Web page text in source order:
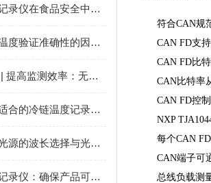
冷链温度记录仪在食品安全中的关键作用
影响灭菌温度验证准确性的因素分析
虹科干货 | 提高监测效率：无线温度记录器的创新设计
如何选择适合的冷链温度记录仪：技术指南
紫外曝光光源的波长选择与光源功率对曝光效果的影响？
冲击数据记录仪：确保产品可靠性的关键工具
符合CAN规
CAN FD支
CAN FD比
CAN比特率
CAN FD控
NXP
每个CAN
CAN端子可
总线负载测